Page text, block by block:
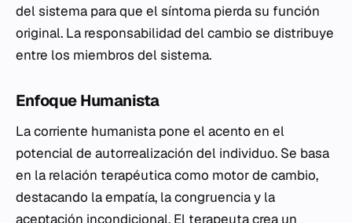
del sistema para que el síntoma pierda su función
original. La responsabilidad del cambio se distribuye
entre los miembros del sistema.
Enfoque Humanista
La corriente humanista pone el acento en el
potencial de autorrealización del individuo. Se basa
en la relación terapéutica como motor de cambio,
destacando la empatía, la congruencia y la
aceptación incondicional. El terapeuta crea un